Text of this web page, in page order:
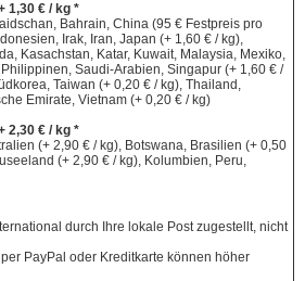
1,30 € / kg *
Bahrain, China (95 € Festpreis pro
Irak, Iran, Japan (+ 1,60 € / kg),
Kasachstan, Katar, Kuwait, Malaysia, Mexiko,
Saudi-Arabien, Singapur (+ 1,60 € /
Taiwan (+ 0,20 € / kg), Thailand,
Emirate, Vietnam (+ 0,20 € / kg)
2,30 € / kg *
(+ 2,90 € / kg), Botswana, Brasilien (+ 0,50
(+ 2,90 € / kg), Kolumbien, Peru,
durch Ihre lokale Post zugestellt, nicht
PayPal oder Kreditkarte können höher